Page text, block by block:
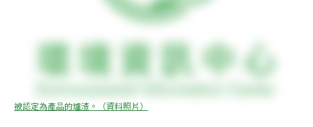
被認定為產品的爐渣。（資料照片）